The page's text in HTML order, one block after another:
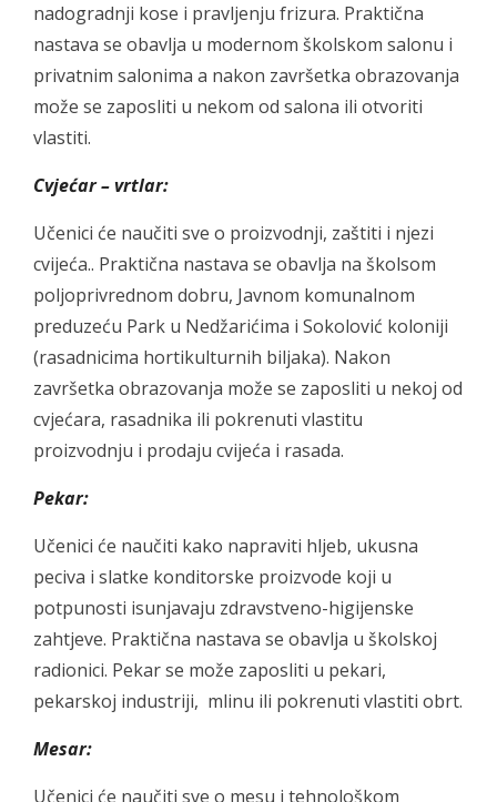
nadogradnji kose i pravljenju frizura. Praktična
nastava se obavlja u modernom školskom salonu i
privatnim salonima a nakon završetka obrazovanja
može se zaposliti u nekom od salona ili otvoriti
vlastiti.
Cvjećar – vrtlar:
Učenici će naučiti sve o proizvodnji, zaštiti i njezi
cvijeća.. Praktična nastava se obavlja na školsom
poljoprivrednom dobru, Javnom komunalnom
preduzeću Park u Nedžarićima i Sokolović koloniji
(rasadnicima hortikulturnih biljaka). Nakon
završetka obrazovanja može se zaposliti u nekoj od
cvjećara, rasadnika ili pokrenuti vlastitu
proizvodnju i prodaju cvijeća i rasada.
Pekar:
Učenici će naučiti kako napraviti hljeb, ukusna
peciva i slatke konditorske proizvode koji u
potpunosti isunjavaju zdravstveno-higijenske
zahtjeve. Praktična nastava se obavlja u školskoj
radionici. Pekar se može zaposliti u pekari,
pekarskoj industriji, mlinu ili pokrenuti vlastiti obrt.
Mesar:
Učenici će naučiti sve o mesu i tehnološkom